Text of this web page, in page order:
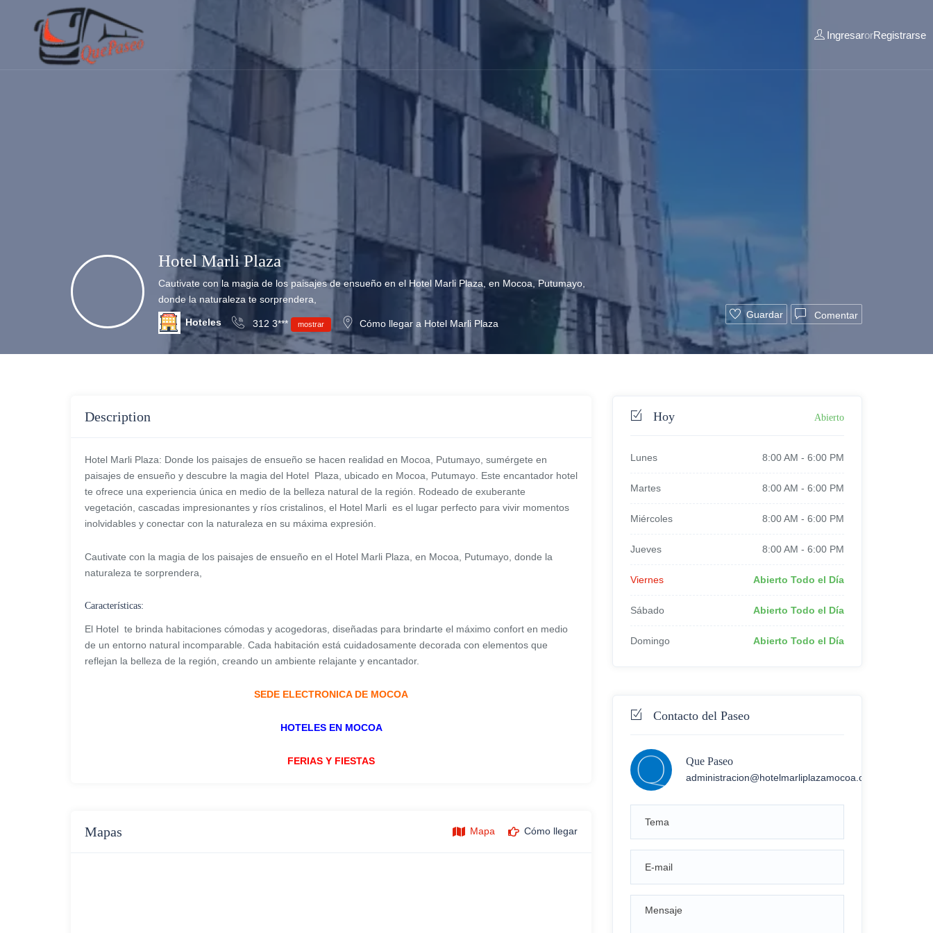
IngresarorRegistrarse
Hotel Marli Plaza
Cautivate con la magia de los paisajes de ensueño en el Hotel Marli Plaza, en Mocoa, Putumayo,
donde la naturaleza te sorprendera,
Hoteles 312 3*** mostrar Cómo llegar a Hotel Marli Plaza
Guardar Comentar
Description
Hotel Marli Plaza: Donde los paisajes de ensueño se hacen realidad en Mocoa, Putumayo, sumérgete en
paisajes de ensueño y descubre la magia del Hotel Plaza, ubicado en Mocoa, Putumayo. Este encantador hotel
te ofrece una experiencia única en medio de la belleza natural de la región. Rodeado de exuberante
vegetación, cascadas impresionantes y ríos cristalinos, el Hotel Marli es el lugar perfecto para vivir momentos
inolvidables y conectar con la naturaleza en su máxima expresión.
Cautivate con la magia de los paisajes de ensueño en el Hotel Marli Plaza, en Mocoa, Putumayo, donde la
naturaleza te sorprendera,
Características:
El Hotel te brinda habitaciones cómodas y acogedoras, diseñadas para brindarte el máximo confort en medio
de un entorno natural incomparable. Cada habitación está cuidadosamente decorada con elementos que
reflejan la belleza de la región, creando un ambiente relajante y encantador.
SEDE ELECTRONICA DE MOCOA
HOTELES EN MOCOA
FERIAS Y FIESTAS
Mapas Mapa Cómo llegar
Hoy Abierto
Lunes 8:00 AM - 6:00 PM
Martes 8:00 AM - 6:00 PM
Miércoles 8:00 AM - 6:00 PM
Jueves 8:00 AM - 6:00 PM
Viernes Abierto Todo el Día
Sábado Abierto Todo el Día
Domingo Abierto Todo el Día
Contacto del Paseo
Que Paseo
administracion@hotelmarliplazamocoa.com